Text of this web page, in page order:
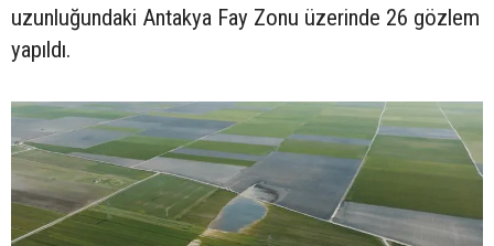
uzunluğundaki Antakya Fay Zonu üzerinde 26 gözlem
yapıldı.